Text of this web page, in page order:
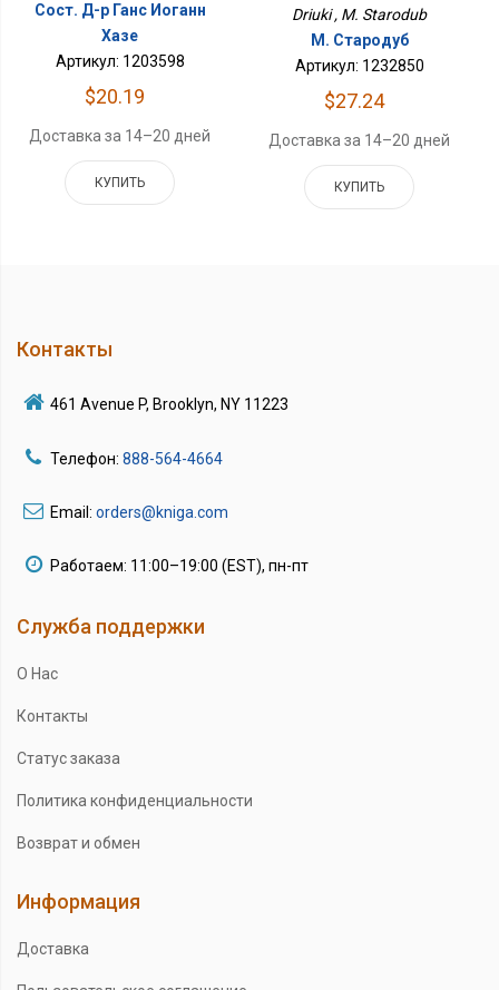
Сост. Д-р Ганс Иоганн
Хазе
Артикул: 1203598
$20.19
Доставка за 14–20 дней
КУПИТЬ
Driuki , M. Starodub
М. Стародуб
Артикул: 1232850
$27.24
Доставка за 14–20 дней
КУПИТЬ
Контакты
461 Avenue P, Brooklyn, NY 11223
Телефон: 888-564-4664
Email: orders@kniga.com
Работаем: 11:00–19:00 (EST), пн-пт
Служба поддержки
О Нас
Контакты
Статус заказа
Политика конфиденциальности
Возврат и обмен
Информация
Доставка